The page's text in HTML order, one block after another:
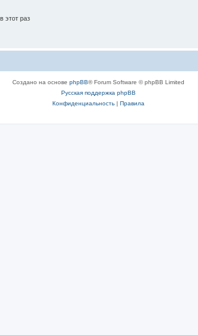
этот раз
Создано на основе phpBB® Forum Software © phpBB Limited
Русская поддержка phpBB
Конфиденциальность| Правила